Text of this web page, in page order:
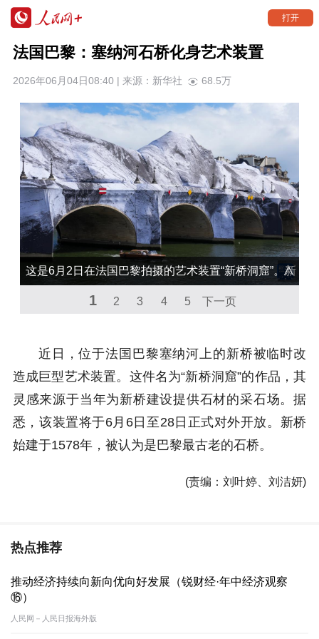
打开
法国巴黎：塞纳河石桥化身艺术装置
2026年06月04日08:40 | 来源： 新华社 68.5万
这是6月2日在法国巴黎拍摄的艺术装置“新桥洞窟”。新
华社记者 邬惠我 摄
1 2 3 4 5 下一页
近日，位于法国巴黎塞纳河上的新桥被临时改
造成巨型艺术装置。这件名为“新桥洞窟”的作品，其
灵感来源于当年为新桥建设提供石材的采石场。据
悉，该装置将于6月6日至28日正式对外开放。新桥
始建于1578年，被认为是巴黎最古老的石桥。
(责编：刘叶婷、刘洁妍)
热点推荐
推动经济持续向新向优向好发展（锐财经·年中经济观察
⑯）
人民网－人民日报海外版